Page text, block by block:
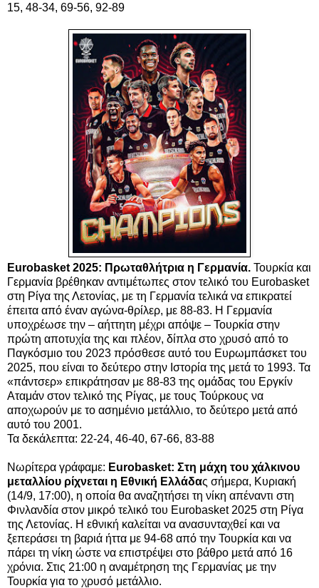
15, 48-34, 69-56, 92-89
Eurobasket 2025: Πρωταθλήτρια η Γερμανία. Τουρκία και
Γερμανία βρέθηκαν αντιμέτωπες στον τελικό του Eurobasket
στη Ρίγα της Λετονίας, με τη Γερμανία τελικά να επικρατεί
έπειτα από έναν αγώνα-θρίλερ, με 88-83. Η Γερμανία
υποχρέωσε την – αήττητη μέχρι απόψε – Τουρκία στην
πρώτη αποτυχία της και πλέον, δίπλα στο χρυσό από το
Παγκόσμιο του 2023 πρόσθεσε αυτό του Ευρωμπάσκετ του
2025, που είναι το δεύτερο στην Ιστορία της μετά το 1993. Τα
«πάντσερ» επικράτησαν με 88-83 της ομάδας του Εργκίν
Αταμάν στον τελικό της Ρίγας, με τους Τούρκους να
αποχωρούν με το ασημένιο μετάλλιο, το δεύτερο μετά από
αυτό του 2001.
Τα δεκάλεπτα: 22-24, 46-40, 67-66, 83-88
Νωρίτερα γράφαμε: Eurobasket: Στη μάχη του χάλκινου
μεταλλίου ρίχνεται η Εθνική Ελλάδας σήμερα, Κυριακή
(14/9, 17:00), η οποία θα αναζητήσει τη νίκη απέναντι στη
Φινλανδία στον μικρό τελικό του Eurobasket 2025 στη Ρίγα
της Λετονίας. H εθνική καλείται να ανασυνταχθεί και να
ξεπεράσει τη βαριά ήττα με 94-68 από την Τουρκία και να
πάρει τη νίκη ώστε να επιστρέψει στο βάθρο μετά από 16
χρόνια. Στις 21:00 η αναμέτρηση της Γερμανίας με την
Τουρκία για το χρυσό μετάλλιο.